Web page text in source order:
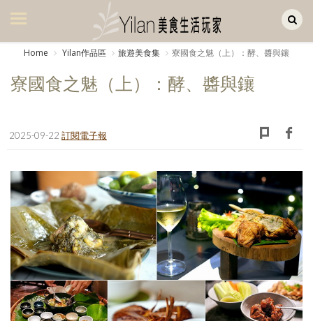
美食集
生活風
書房集
日記簿
餐桌週記
享樂隨手拍
Home Yilan作品區 旅遊美食集 寮國食之魅（上）：酵、醬與鑲
寮國食之魅（上）：酵、醬與鑲
2025-09-22 訂閱電子報